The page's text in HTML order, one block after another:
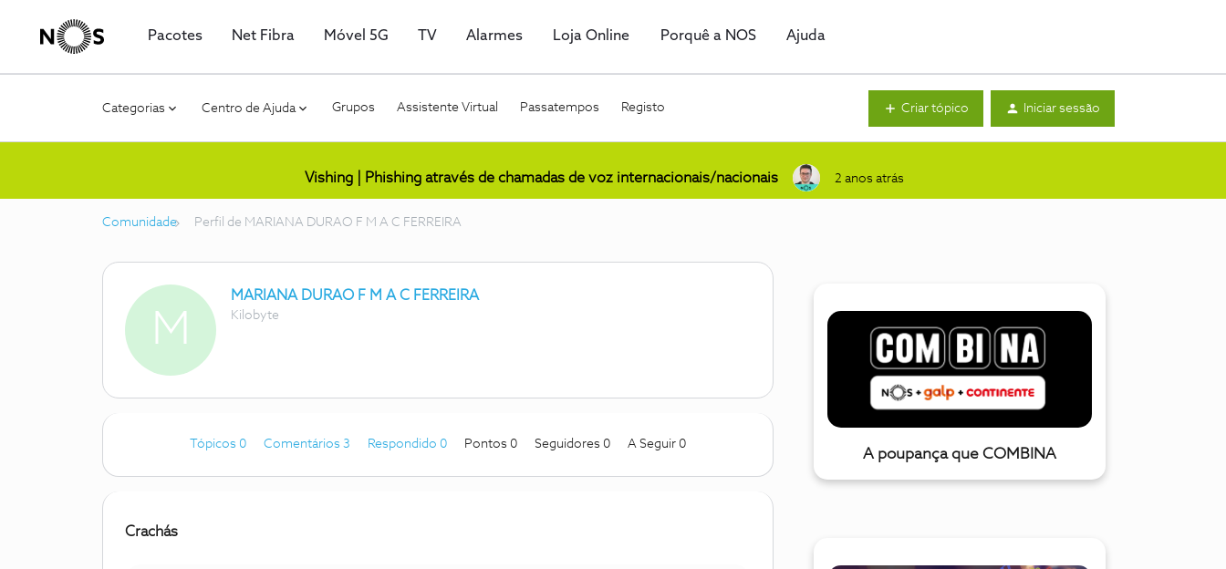
Pacotes Net Fibra Móvel 5G TV Alarmes Loja Online Porquê a NOS Ajuda
Categorias Centro de Ajuda Grupos Assistente Virtual Passatempos Registo Criar tópico Iniciar sessão
Vishing | Phishing através de chamadas de voz internacionais/nacionais 2 anos atrás
Comunidade Perfil de MARIANA DURAO F M A C FERREIRA
M
MARIANA DURAO F M A C FERREIRA
Kilobyte
Tópicos 0 Comentários 3 Respondido 0 Pontos 0 Seguidores 0 A Seguir 0
Crachás
A poupança que COMBINA